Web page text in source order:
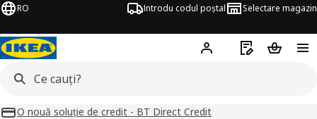
RO Introdu codul poștal Selectare magazin
Hej! Autentifică-te
Listă deCoșul de
O nouă soluție de credit - BT Direct Credit